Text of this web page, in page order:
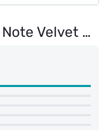
Note Velvet Blur Tint Kadife Bitişli Nemlendirici Mat Ruj 02 Rose Dusk